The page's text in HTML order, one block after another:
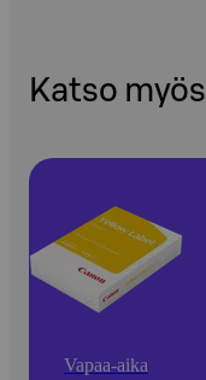
Katso myös
Vapaa-aika